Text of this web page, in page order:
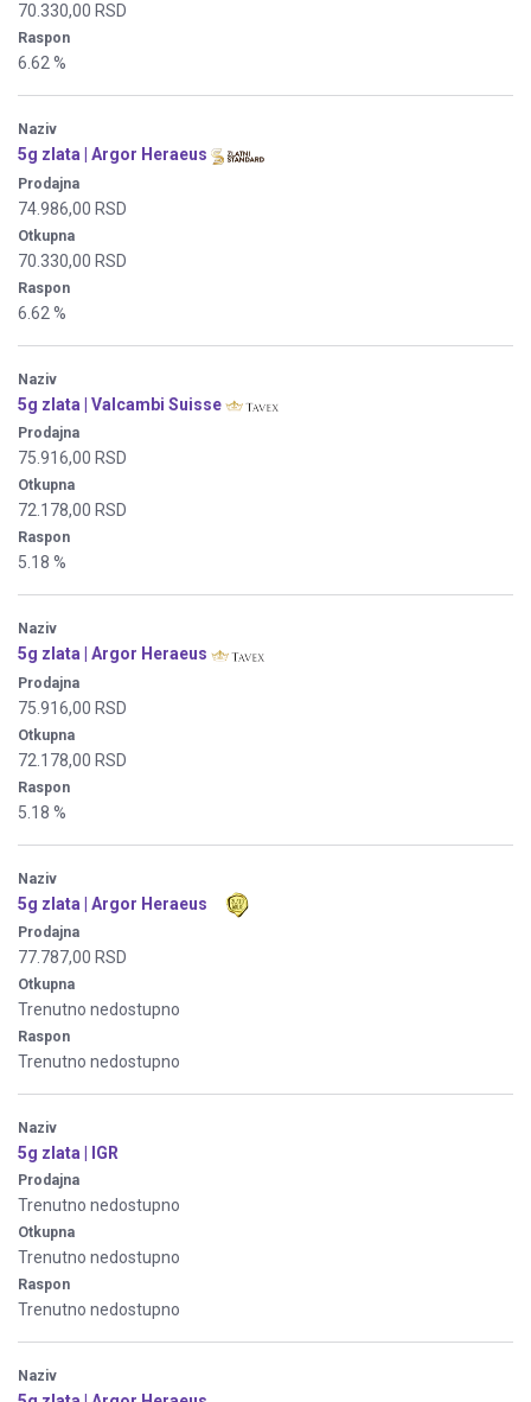
70.330,00 RSD
Raspon
6.62 %
Naziv
5g zlata | Argor Heraeus
Prodajna
74.986,00 RSD
Otkupna
70.330,00 RSD
Raspon
6.62 %
Naziv
5g zlata | Valcambi Suisse
Prodajna
75.916,00 RSD
Otkupna
72.178,00 RSD
Raspon
5.18 %
Naziv
5g zlata | Argor Heraeus
Prodajna
75.916,00 RSD
Otkupna
72.178,00 RSD
Raspon
5.18 %
Naziv
5g zlata | Argor Heraeus
Prodajna
77.787,00 RSD
Otkupna
Trenutno nedostupno
Raspon
Trenutno nedostupno
Naziv
5g zlata | IGR
Prodajna
Trenutno nedostupno
Otkupna
Trenutno nedostupno
Raspon
Trenutno nedostupno
Naziv